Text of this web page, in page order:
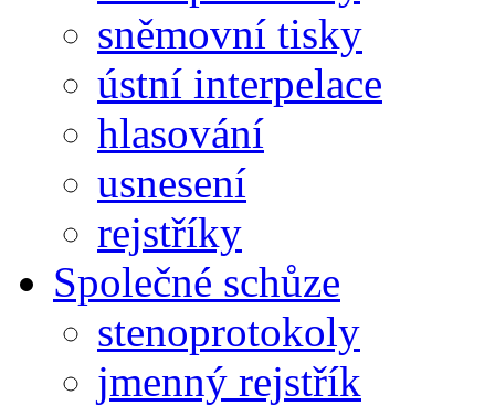
sněmovní tisky
ústní interpelace
hlasování
usnesení
rejstříky
Společné schůze
stenoprotokoly
jmenný rejstřík